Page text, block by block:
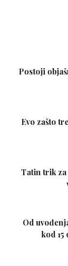
Postoji
Evo zašto
Tatin trik za
Od
kod